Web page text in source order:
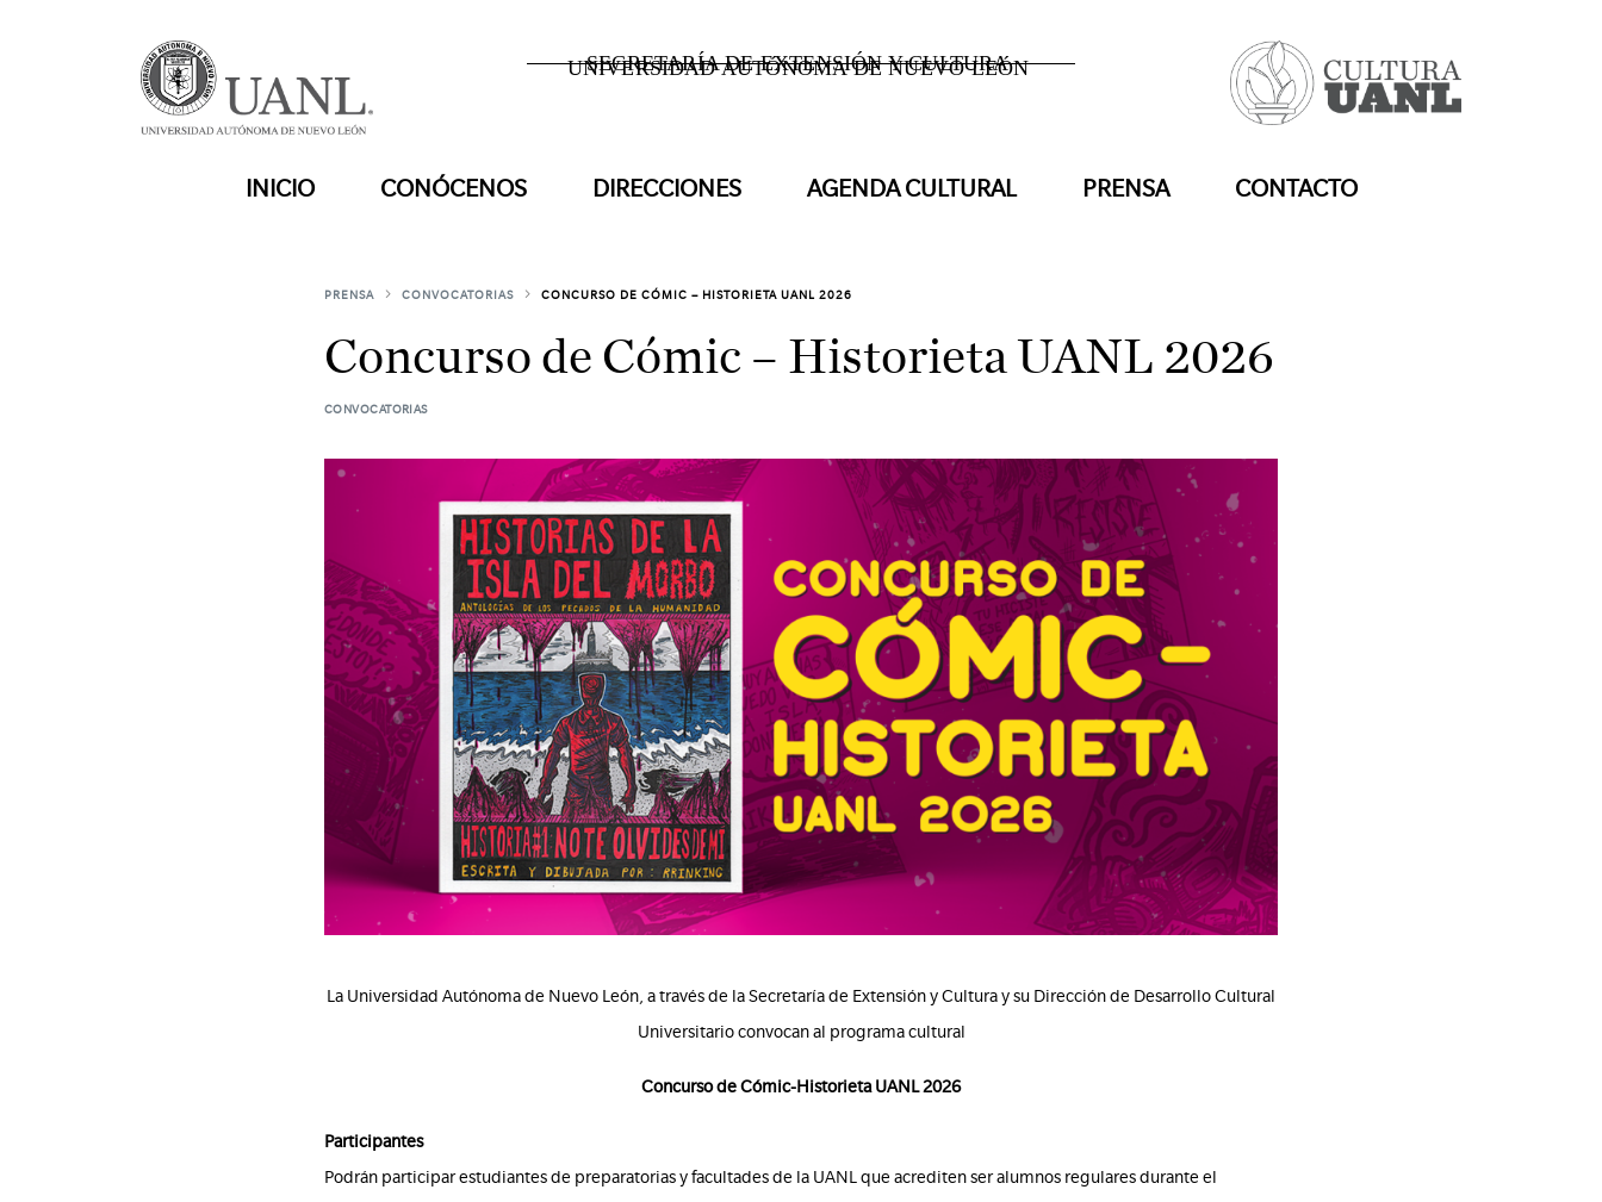
UNIVERSIDAD AUTÓNOMA DE NUEVO LEÓN
SECRETARÍA DE EXTENSIÓN Y CULTURA
INICIO CONÓCENOS DIRECCIONES AGENDA CULTURAL PRENSA CONTACTO
PRENSA CONVOCATORIAS CONCURSO DE CÓMIC – HISTORIETA UANL 2026
Concurso de Cómic – Historieta UANL 2026
CONVOCATORIAS
La Universidad Autónoma de Nuevo León, a través de la Secretaría de Extensión y Cultura y su Dirección de Desarrollo Cultural
Universitario convocan al programa cultural
Concurso de Cómic-Historieta UANL 2026
Participantes
Podrán participar estudiantes de preparatorias y facultades de la UANL que acrediten ser alumnos regulares durante el